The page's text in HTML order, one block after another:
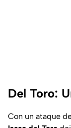
Del Toro:
Con un ataque